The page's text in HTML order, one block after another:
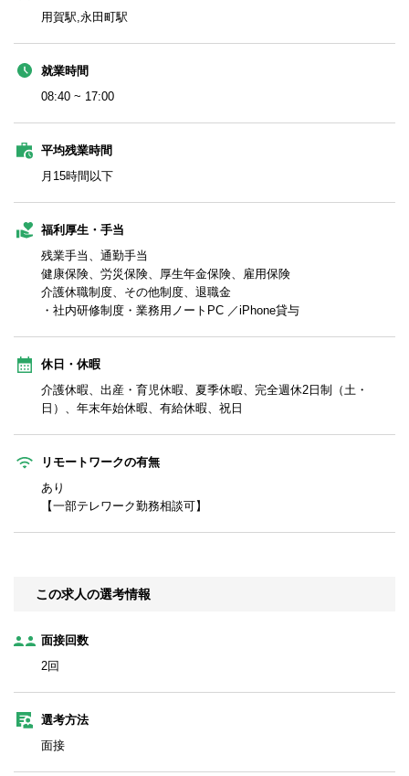
用賀駅,永田町駅
就業時間
08:40 ~ 17:00
平均残業時間
月15時間以下
福利厚生・手当
残業手当、通勤手当
健康保険、労災保険、厚生年金保険、雇用保険
介護休職制度、その他制度、退職金
・社内研修制度・業務用ノートPC ／iPhone貸与
休日・休暇
介護休暇、出産・育児休暇、夏季休暇、完全週休2日制（土・
日）、年末年始休暇、有給休暇、祝日
リモートワークの有無
あり
【一部テレワーク勤務相談可】
この求人の選考情報
面接回数
2回
選考方法
面接